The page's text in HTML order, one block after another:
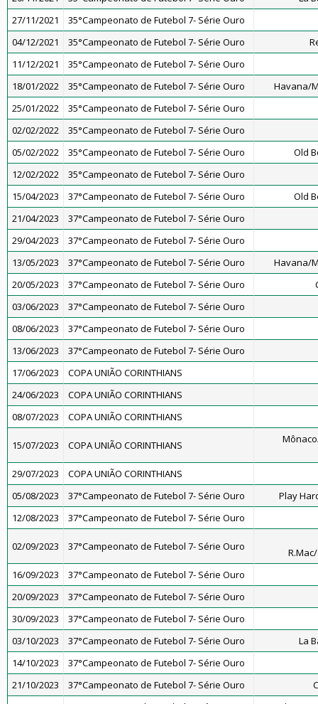
27/11/2021
35°Campeonato de Futebol 7- Série Ouro
04/12/2021
35°Campeonato de Futebol 7- Série Ouro
11/12/2021
35°Campeonato de Futebol 7- Série Ouro
18/01/2022
35°Campeonato de Futebol 7- Série Ouro
Havana/
25/01/2022
35°Campeonato de Futebol 7- Série Ouro
02/02/2022
35°Campeonato de Futebol 7- Série Ouro
05/02/2022
35°Campeonato de Futebol 7- Série Ouro
Old
12/02/2022
35°Campeonato de Futebol 7- Série Ouro
15/04/2023
37°Campeonato de Futebol 7- Série Ouro
Old
21/04/2023
37°Campeonato de Futebol 7- Série Ouro
29/04/2023
37°Campeonato de Futebol 7- Série Ouro
13/05/2023
37°Campeonato de Futebol 7- Série Ouro
Havana/
20/05/2023
37°Campeonato de Futebol 7- Série Ouro
03/06/2023
37°Campeonato de Futebol 7- Série Ouro
08/06/2023
37°Campeonato de Futebol 7- Série Ouro
13/06/2023
37°Campeonato de Futebol 7- Série Ouro
17/06/2023
COPA UNIÃO CORINTHIANS
24/06/2023
COPA UNIÃO CORINTHIANS
08/07/2023
COPA UNIÃO CORINTHIANS
15/07/2023 COPA UNIÃO CORINTHIANS
29/07/2023
COPA UNIÃO CORINTHIANS
05/08/2023
37°Campeonato de Futebol 7- Série Ouro
Play
12/08/2023
37°Campeonato de Futebol 7- Série Ouro
02/09/2023 37°Campeonato de Futebol 7- Série Ouro
16/09/2023
37°Campeonato de Futebol 7- Série Ouro
20/09/2023
37°Campeonato de Futebol 7- Série Ouro
30/09/2023
37°Campeonato de Futebol 7- Série Ouro
03/10/2023
37°Campeonato de Futebol 7- Série Ouro
La
14/10/2023
37°Campeonato de Futebol 7- Série Ouro
21/10/2023
37°Campeonato de Futebol 7- Série Ouro